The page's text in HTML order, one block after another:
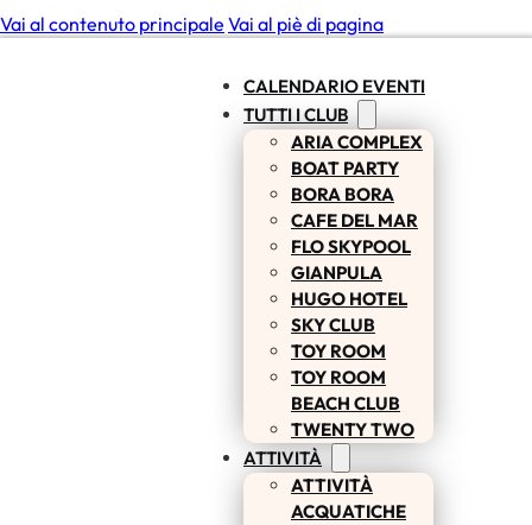
Vai al contenuto principale Vai al piè di pagina
CALENDARIO EVENTI
TUTTI I CLUB
ARIA COMPLEX
BOAT PARTY
BORA BORA
CAFE DEL MAR
FLO SKYPOOL
GIANPULA
HUGO HOTEL
SKY CLUB
TOY ROOM
TOY ROOM
BEACH CLUB
TWENTY TWO
ATTIVITÀ
ATTIVITÀ
ACQUATICHE